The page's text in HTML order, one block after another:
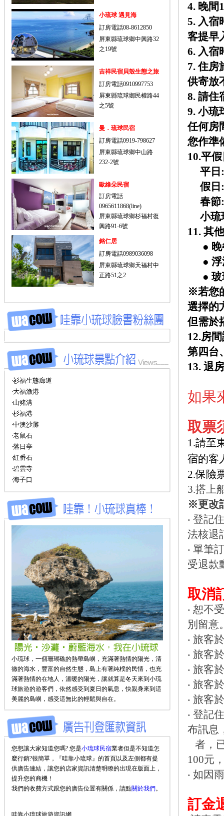
小琉球 遇見海
訂房電話08-8612850
屏東縣琉球鄉中興路32
之19號
吉祥民宿貝殼生態之旅
訂房電話0910997753
屏東縣琉球鄉民權路44
之5號
曼．琉球民宿
訂房電話0919-798627
屏東縣琉球鄉中山路
232-2號
歐維朵民宿
訂房電話
0965611868(line)
屏東縣琉球鄉杉福村復
興路91-6號
銘仁居
訂房電話0989036098
屏東縣琉球鄉天福村中
正路51之2
‧衫福生態廊道
‧大福漁港
‧山豬溝
‧杉福港
‧中澳沙灘
‧老鼠石
‧落日亭
‧紅番石
‧碧雲寺
‧海子口
小琉球，一個珊瑚礁的熱帶島嶼，充滿著熱情的陽光，清
徹的海水，豐富的自然生態，島上有著純樸的民情，也充
滿著熱情的在地人，溫暖的陽光，讓就算是冬天來到小琉
球旅遊的遊客們，依然感受到夏日的氣息，快親身來到這
美麗的島嶼，感受這無比的輕鬆與自在。
您想讓大家知道您嗎? 您是小琉球民宿業者但是不知道怎
麼行銷?很簡單，『哇靠小琉球』的首頁以及左側都有提
供廣告連結，讓您的店家資訊清楚明瞭的出現在版面上，
提升您的商機！
我們的收費方式跟您的廣告位置有關係，請點關於我們。
哇靠小琉球旅遊資訊網
4. 晚間
5. 入宿
客提早
6. 入宿
7. 住房
供寄放
8. 請住
9. 小琉
任何房
您作準
10.平
平日:
假日:
春節:
小琉
11. 其
● 晚
● 浮
● 玻
※若您
選擇的
但需於
12.房
第四台
13. 退
如果
取票
1.請至
宿的客
2.保險
3.搭上
※更改
‧ 登記
法核退
‧ 單筆
受退款
取消
‧ 恕不
別留意
‧ 旅客
‧ 旅客
‧ 旅客
‧ 旅客
‧ 旅客
‧ 登記
布訊息
者，
100元
‧ 如因
訂金